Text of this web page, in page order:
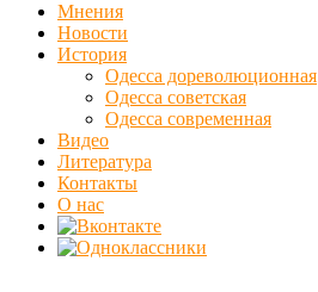
Мнения
Новости
История
Одесса дореволюционная
Одесса советская
Одесса современная
Видео
Литература
Контакты
О нас